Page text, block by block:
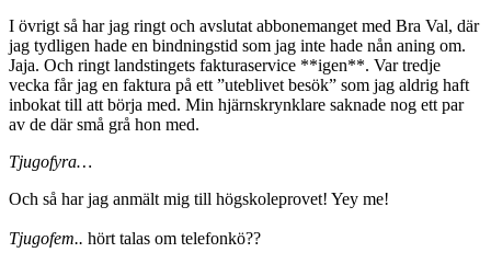
I övrigt så har jag ringt och avslutat abbonemanget med Bra Val, där
jag tydligen hade en bindningstid som jag inte hade nån aning om.
Jaja. Och ringt landstingets fakturaservice **igen**. Var tredje
vecka får jag en faktura på ett ”uteblivet besök” som jag aldrig haft
inbokat till att börja med. Min hjärnskrynklare saknade nog ett par
av de där små grå hon med.
Tjugofyra…
Och så har jag anmält mig till högskoleprovet! Yey me!
Tjugofem.. hört talas om telefonkö??